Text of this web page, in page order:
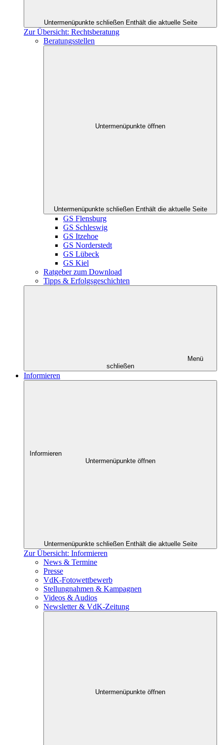
Untermenüpunkte schließen Enthält die aktuelle Seite
Zur Übersicht: Rechtsberatung
Beratungsstellen
Untermenüpunkte öffnen
Untermenüpunkte schließen Enthält die aktuelle Seite
GS Flensburg
GS Schleswig
GS Itzehoe
GS Norderstedt
GS Lübeck
GS Kiel
Ratgeber zum Download
Tipps & Erfolgsgeschichten
Menü
schließen
Informieren
Informieren
Untermenüpunkte öffnen
Untermenüpunkte schließen Enthält die aktuelle Seite
Zur Übersicht: Informieren
News & Termine
Presse
VdK-Fotowettbewerb
Stellungnahmen & Kampagnen
Videos & Audios
Newsletter & VdK-Zeitung
Untermenüpunkte öffnen